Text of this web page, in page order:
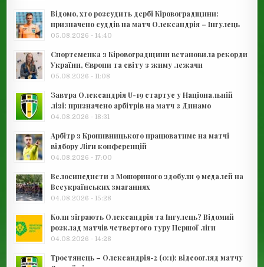
Відомо, хто розсудить дербі Кіровоградщини:
призначено суддів на матч Олександрія – Інгулець
05.08.2026 - 14:40
Спортсменка з Кіровоградщини встановила рекорди
України, Європи та світу з жиму лежачи
05.08.2026 - 11:08
Завтра Олександрія U-19 стартує у Національній
лізі: призначено арбітрів на матч з Динамо
04.08.2026 - 18:31
Арбітр з Кропивницького працюватиме на матчі
відбору Ліги конференцій
04.08.2026 - 17:00
Велосипедисти з Мошориного здобули 9 медалей на
Всеукраїнських змаганнях
04.08.2026 - 15:28
Коли зіграють Олександрія та Інгулець? Відомий
розклад матчів четвертого туру Першої ліги
04.08.2026 - 14:28
Тростянець – Олександрія-2 (0:1): відеоогляд матчу